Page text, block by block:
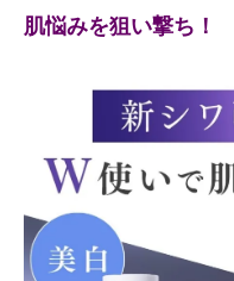
肌悩みを狙い撃ち！